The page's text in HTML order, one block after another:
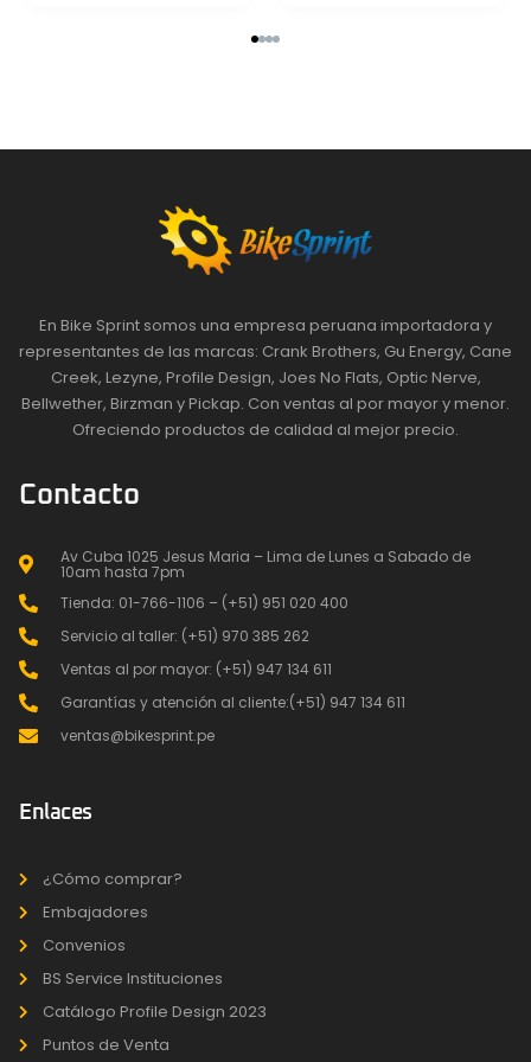
En Bike Sprint somos una empresa peruana importadora y
representantes de las marcas: Crank Brothers, Gu Energy, Cane
Creek, Lezyne, Profile Design, Joes No Flats, Optic Nerve,
Bellwether, Birzman y Pickap. Con ventas al por mayor y menor.
Ofreciendo productos de calidad al mejor precio.
Contacto
Av Cuba 1025 Jesus Maria – Lima de Lunes a Sabado de
10am hasta 7pm
Tienda: 01-766-1106 – (+51) 951 020 400
Servicio al taller: (+51) 970 385 262
Ventas al por mayor: (+51) 947 134 611
Garantías y atención al cliente:(+51) 947 134 611
ventas@bikesprint.pe
Enlaces
¿Cómo comprar?
Embajadores
Convenios
BS Service Instituciones
Catálogo Profile Design 2023
Puntos de Venta